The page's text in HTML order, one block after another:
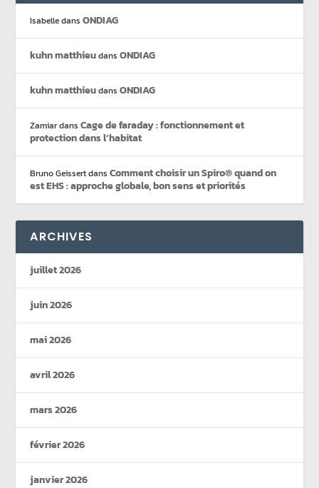
IsabelledansONDIAG
kuhn matthieudansONDIAG
kuhn matthieudansONDIAG
ZamiardansCage de faraday : fonctionnement et
protection dans l’habitat
Bruno GeissertdansComment choisir un Spiro® quand on
est EHS : approche globale, bon sens et priorités
ARCHIVES
juillet 2026
juin 2026
mai 2026
avril 2026
mars 2026
février 2026
janvier 2026